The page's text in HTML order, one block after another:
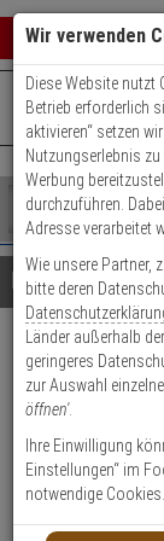
Shop
durchsuchen
Bitte
geben
Sie
mindestens
Zeichen
ein,
um
Suche
Es
wurde
noch
Kategorien
Suche
gestartet
+49 (0)821 899
Details
Mobotix
8D280
Produktmerkmale
Wir verwenden
Diese Website nutzt
Betrieb erforderlich
aktivieren“ setzen
Nutzungserlebnis
Werbung
durchzuführen.
Adresse verarbeitet
Wie unsere Partner,
bitte deren
Länder außerhalb
geringeres
zur Auswahl
öffnen'.
Ihre Einwilligung
Einstellungen“ im
notwendige Cookies.